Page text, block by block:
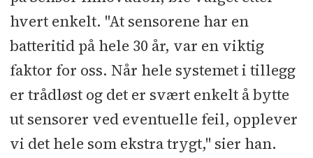
hvert enkelt. "At sensorene har en
batteritid på hele 30 år, var en viktig
faktor for oss. Når hele systemet i tillegg
er trådløst og det er svært enkelt å bytte
ut sensorer ved eventuelle feil, opplever
vi det hele som ekstra trygt," sier han.